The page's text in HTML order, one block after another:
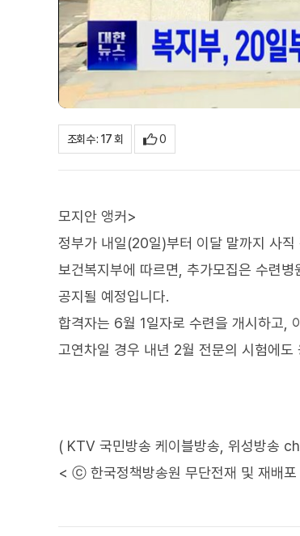
조회수 : 17 회 0
모지안 앵커>
정부가 내일(20일)부터 이달 말까지 사
보건복지부에 따르면, 추가모집은 수련
공지될 예정입니다.
합격자는 6월 1일자로 수련을 개시하고,
고연차일 경우 내년 2월 전문의 시험에도
( KTV 국민방송 케이블방송, 위성방송
< ⓒ 한국정책방송원 무단전재 및 재배